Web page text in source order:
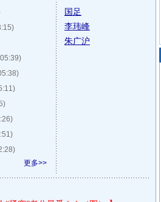
更多>>
国足
李玮峰
朱广沪